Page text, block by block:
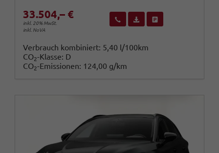
33.504,– €
inkl. 20% MwSt.
inkl. NoVA
Wir rufen Sie anFahrzeugexposé (PDF)
Verbrauch kombiniert: 5,40 l/100km
CO2-Klasse: D
CO2-Emissionen: 124,00 g/km